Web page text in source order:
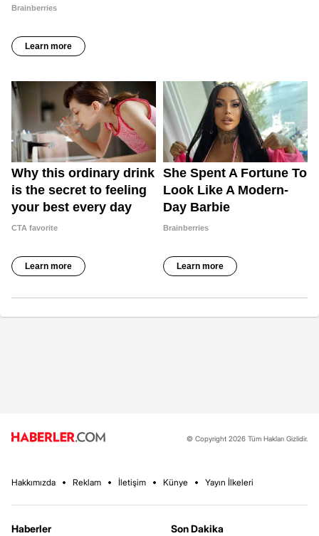
© Copyright 2026 Tüm Hakları Gizlidir.
Hakkımızda Reklam İletişim Künye Yayın İlkeleri
Haberler
Son Dakika